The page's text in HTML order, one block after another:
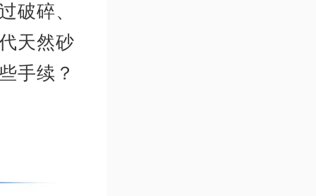
破碎、
天然砂
手续？